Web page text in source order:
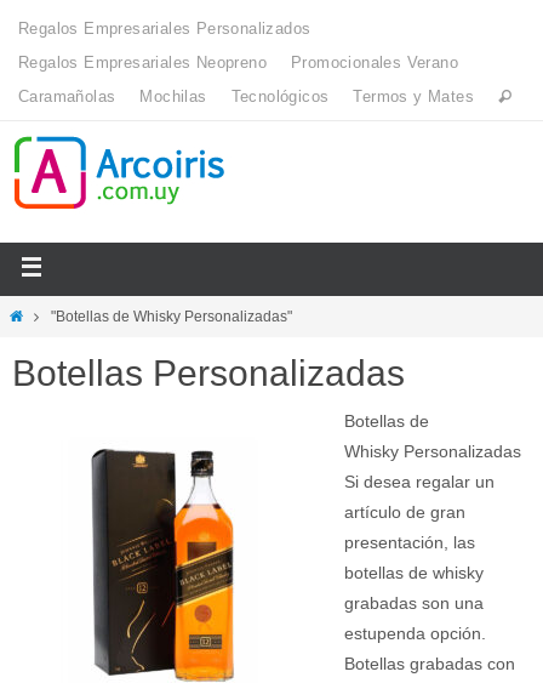
Regalos Empresariales Personalizados
Regalos Empresariales Neopreno
Promocionales Verano
Caramañolas
Mochilas Tecnológicos Termos y Mates
"Botellas de Whisky Personalizadas"
Botellas Personalizadas
Botellas de
Whisky Personalizadas
Si desea regalar un
artículo de gran
presentación, las
botellas de whisky
grabadas son una
estupenda opción.
Botellas grabadas con